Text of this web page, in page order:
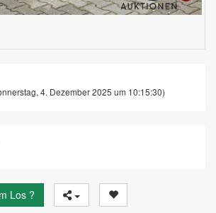
4. Dezember 2025 um 10:15:30)
Los ?